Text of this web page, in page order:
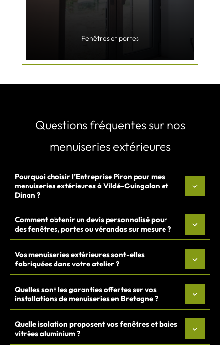
Fenêtres et portes
Questions fréquentes sur nos
menuiseries extérieures
Pourquoi choisir l’Entreprise Piron pour mes
menuiseries extérieures à Vildé-Guingalan et
Dinan ?
Comment obtenir un devis personnalisé pour
des fenêtres, portes ou vérandas sur mesure ?
Vos menuiseries extérieures sont-elles
fabriquées dans votre atelier ?
Quelles sont les garanties offertes sur vos
installations de menuiseries en Bretagne ?
Quelle isolation proposent vos fenêtres et baies
vitrées aluminium ?